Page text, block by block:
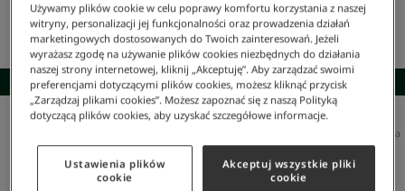
SKOMPLETUJ STYLIZACJĘ
Dzianinowy Kardigan Warkoczowy Z Efektem Sprania
Dzianinowy kardigan warkoczowy z efektem sprania
Używamy plików cookie w celu poprawy komfortu korzystania z naszej
witryny, personalizacji jej funkcjonalności oraz prowadzenia działań
marketingowych dostosowanych do Twoich zainteresowań. Jeżeli
wyrażasz zgodę na używanie plików cookies niezbędnych do działania
naszej strony internetowej, kliknij „Akceptuję”. Aby zarządzać swoimi
preferencjami dotyczącymi plików cookies, możesz kliknąć przycisk
„Zarządzaj plikami cookies”. Możesz zapoznać się z naszą Polityką
dotyczącą plików cookies, aby uzyskać szczegółowe informacje.
Ustawienia plików
cookie
Akceptuj wszystkie pliki
cookie